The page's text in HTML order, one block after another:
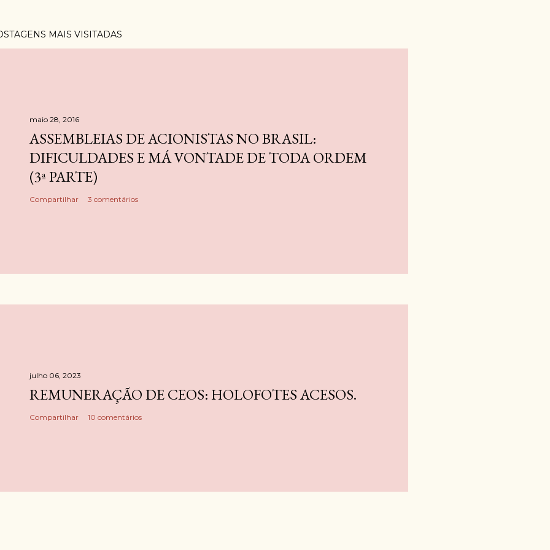
MAIS VISITADAS
maio 28, 2016
ASSEMBLEIAS DE ACIONISTAS NO BRASIL:
DIFICULDADES E MÁ VONTADE DE TODA ORDEM
(3ª PARTE)
Compartilhar 3 comentários
julho 06, 2023
REMUNERAÇÃO DE CEOS: HOLOFOTES ACESOS.
Compartilhar 10 comentários